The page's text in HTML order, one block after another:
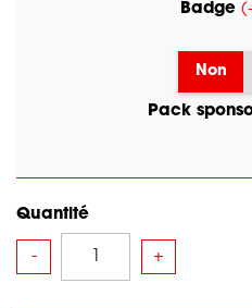
Badge
Non
Pack
Quantité
- +